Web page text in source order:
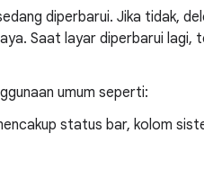
diperbarui. Jika tidak,
Saat layar diperbarui lagi,
umum seperti:
status bar, kolom